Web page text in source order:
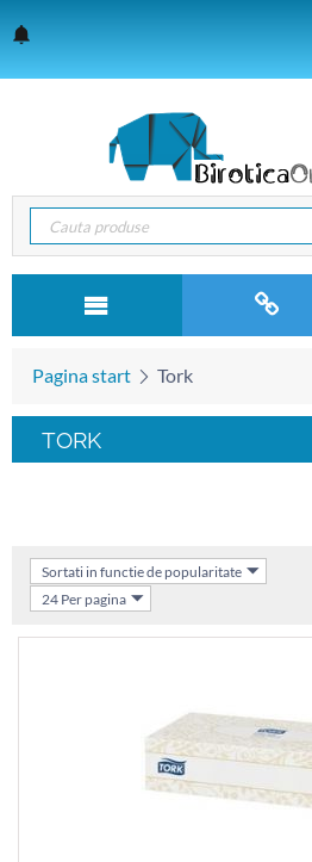
Pagina start Tork
TORK
Sortati in functie de popularitate
24 Per pagina